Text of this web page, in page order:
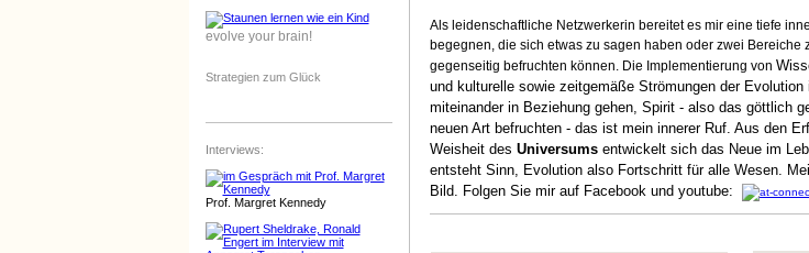
evolve your brain!
Strategien zum Glück
Interviews:
Prof. Margret Kennedy
Als leidenschaftliche Netzwerkerin bereitet es mir eine tiefe
begegnen, die sich etwas zu sagen haben oder zwei Bereiche
gegenseitig befruchten können. Die Implementierung von
und kulturelle sowie zeitgemäße Strömungen der
miteinander in Beziehung gehen, Spirit - also das göttlich
neuen Art befruchten - das ist mein innerer Ruf. Aus den
Weisheit des Universums entwickelt sich das Neue im
entsteht Sinn, Evolution also Fortschritt für alle Wesen.
Bild. Folgen Sie mir auf Facebook und youtube: